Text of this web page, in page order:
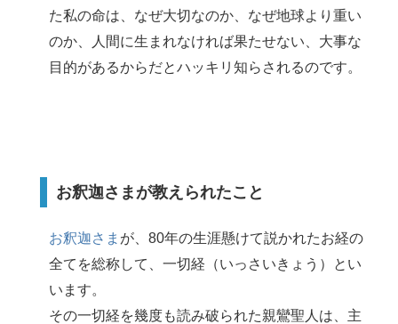
た私の命は、なぜ大切なのか、なぜ地球より重い
のか、人間に生まれなければ果たせない、大事な
目的があるからだとハッキリ知らされるのです。
お釈迦さまが教えられたこと
お釈迦さま が、80年の生涯懸けて説かれたお経の
全てを総称して、一切経（いっさいきょう）とい
います。
その一切経を幾度も読み破られた親鸞聖人は、主